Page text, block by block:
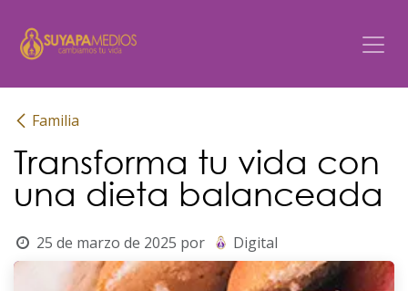
Familia
Transforma tu vida con
una dieta balanceada
25 de marzo de 2025 por Digital